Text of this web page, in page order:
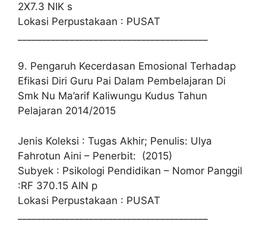
2X7.3 NIK s
Lokasi Perpustakaan : PUSAT
9. Pengaruh Kecerdasan Emosional Terhadap
Efikasi Diri Guru Pai Dalam Pembelajaran Di
Smk Nu Ma’arif Kaliwungu Kudus Tahun
Pelajaran 2014/2015
Jenis Koleksi : Tugas Akhir; Penulis: Ulya
Fahrotun Aini – Penerbit: (2015)
Subyek : Psikologi Pendidikan – Nomor Panggil
:RF 370.15 AIN p
Lokasi Perpustakaan : PUSAT